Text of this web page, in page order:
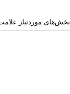
بخش‌های موردنیاز